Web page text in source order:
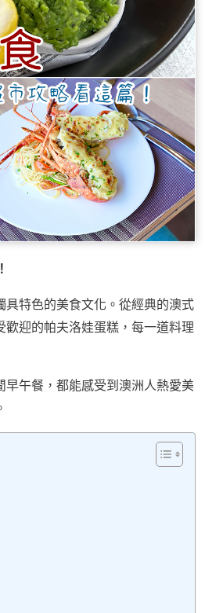
特色的美食文化。從經典的澳式
迎的帕夫洛娃蛋糕，每一道料理
午餐，都能感受到澳洲人熱愛美